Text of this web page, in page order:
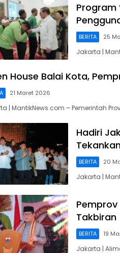
Program
BERITA 25
Jakarta |
House Balai Kota,
21 Maret 2026
| MantikNews.com – Pemerintah
Hadiri
BERITA 20
Jakarta |
Pemprov
Takbiran
BERITA 19
Jakarta |